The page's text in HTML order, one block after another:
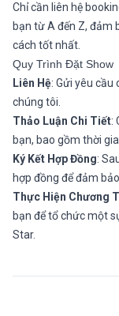
Chỉ cần liên hệ
bạn từ A đến Z, đảm
cách tốt nhất.
Quy Trình Đặt Show
Liên Hệ: Gửi yêu cầu
chúng tôi.
Thảo Luận Chi Tiết:
bạn, bao gồm thời
Ký Kết Hợp Đồng:
hợp đồng để đảm
Thực Hiện Chương
bạn để tổ chức một
Star.